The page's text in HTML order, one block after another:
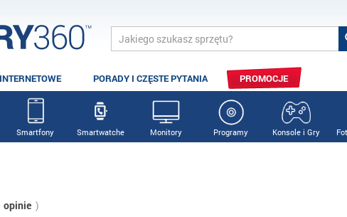
PORADY I CZĘSTE PYTANIA PROMOCJE
Smartfony Smartwatche Monitory Programy Konsole i Gry
opinie )